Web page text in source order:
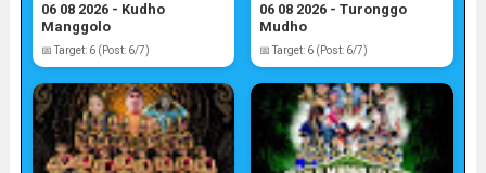
06 08 2026 - Kudho
Manggolo
📅 Target: 6 (Post: 6/7)
06 08 2026 - Turonggo
Mudho
📅 Target: 6 (Post: 6/7)